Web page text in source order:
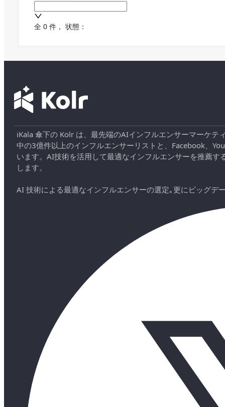
全 0 件 ， 状態：
iKala 傘下の Kolr は、最先端のAIインフルエンサーマーケ
中の3億件以上のインフルエンサーリストと、Facebook、
います。AI技術を活用して最適なインフルエンサーを推薦
します。
AI 技術による最適なインフルエンサーの選定｡更にビッグデ